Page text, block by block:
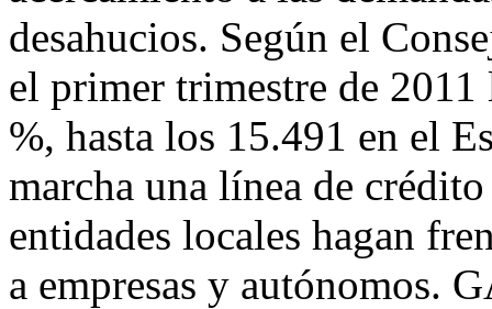
desahucios. Según el
el primer trimestre de
%, hasta los 15.491 en el
marcha una línea de
entidades locales hagan
a empresas y autónomos.